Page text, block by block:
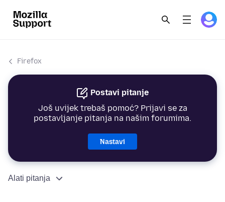
Firefox
Postavi pitanje
Još uvijek trebaš pomoć? Prijavi se za
postavljanje pitanja na našim forumima.
Nastavi
Alati pitanja